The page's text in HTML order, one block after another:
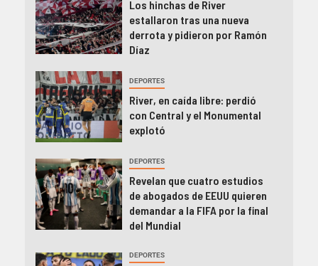
Los hinchas de River
estallaron tras una nueva
derrota y pidieron por Ramón
Díaz
DEPORTES
River, en caída libre: perdió
con Central y el Monumental
explotó
DEPORTES
Revelan que cuatro estudios
de abogados de EEUU quieren
demandar a la FIFA por la final
del Mundial
DEPORTES